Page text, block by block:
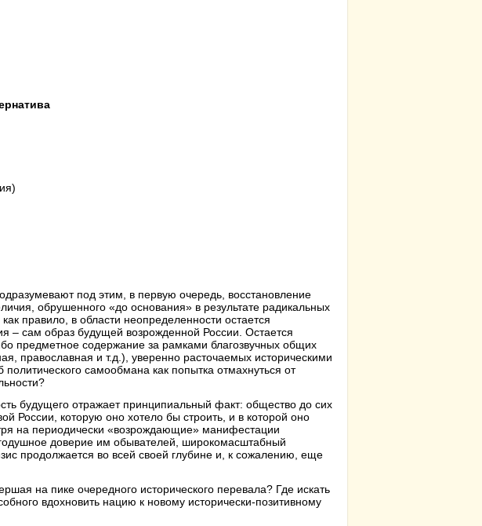
под этим, в первую очередь, восстановление
обрушенного «до основания» в результате радикальных
правило, в области неопределенности остается
– сам образ будущей возрожденной России. Остается
предметное содержание за рамками благозвучных общих
православная и т.д.), уверенно расточаемых историческими
самообмана как попытка отмахнуться от
будущего отражает принципиальный факт: общество до сих
России, которую оно хотело бы строить, и в которой оно
на периодически «возрождающие» манифестации
доверие им обывателей, широкомасштабный
продолжается во всей своей глубине и, к сожалению, еще
на пике очередного исторического перевала? Где искать
вдохновить нацию к новому исторически-позитивному